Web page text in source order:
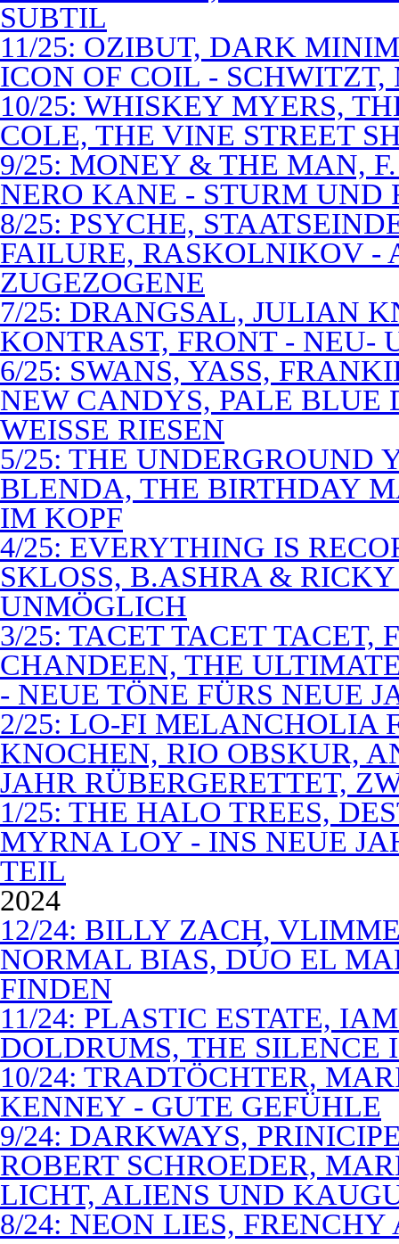
SUBTIL
11/25: OZIBUT, DARK
ICON OF COIL -
10/25: WHISKEY MYERS,
COLE, THE VINE STREET
9/25: MONEY & THE MAN,
NERO KANE - STURM UND
8/25: PSYCHE,
FAILURE, RASKOLNIKOV -
ZUGEZOGENE
7/25: DRANGSAL, JULIAN
KONTRAST, FRONT - NEU-
6/25: SWANS, YASS,
NEW CANDYS, PALE BLUE
WEISSE RIESEN
5/25: THE UNDERGROUND
BLENDA, THE BIRTHDAY
IM KOPF
4/25: EVERYTHING IS
SKLOSS, B.ASHRA &
UNMÖGLICH
3/25: TACET TACET TACET,
CHANDEEN, THE
- NEUE TÖNE FÜRS NEUE
2/25: LO-FI MELANCHOLIA
KNOCHEN, RIO OBSKUR,
JAHR RÜBERGERETTET,
1/25: THE HALO TREES,
MYRNA LOY - INS NEUE
TEIL
2024
12/24: BILLY ZACH,
NORMAL BIAS, DÚO EL
FINDEN
11/24: PLASTIC ESTATE,
DOLDRUMS, THE SILENCE
10/24: TRADTÖCHTER,
KENNEY - GUTE GEFÜHLE
9/24: DARKWAYS,
ROBERT SCHROEDER,
LICHT, ALIENS UND
8/24: NEON LIES,